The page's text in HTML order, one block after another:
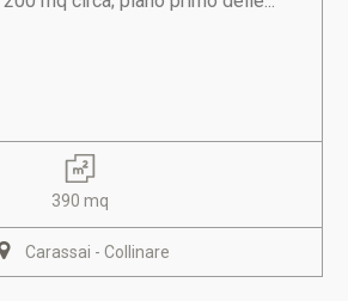
390 mq
Carassai - Collinare